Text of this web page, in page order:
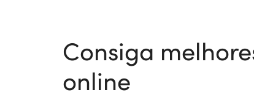
Consiga
online